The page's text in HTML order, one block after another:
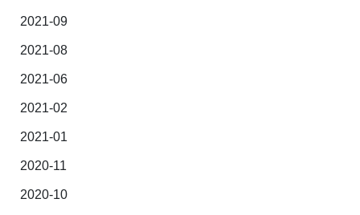
2021-09
2021-08
2021-06
2021-02
2021-01
2020-11
2020-10